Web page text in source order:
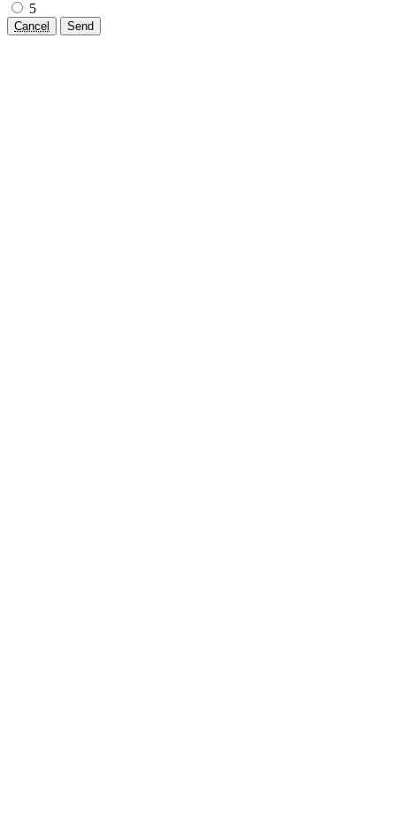
5
Cancel Send